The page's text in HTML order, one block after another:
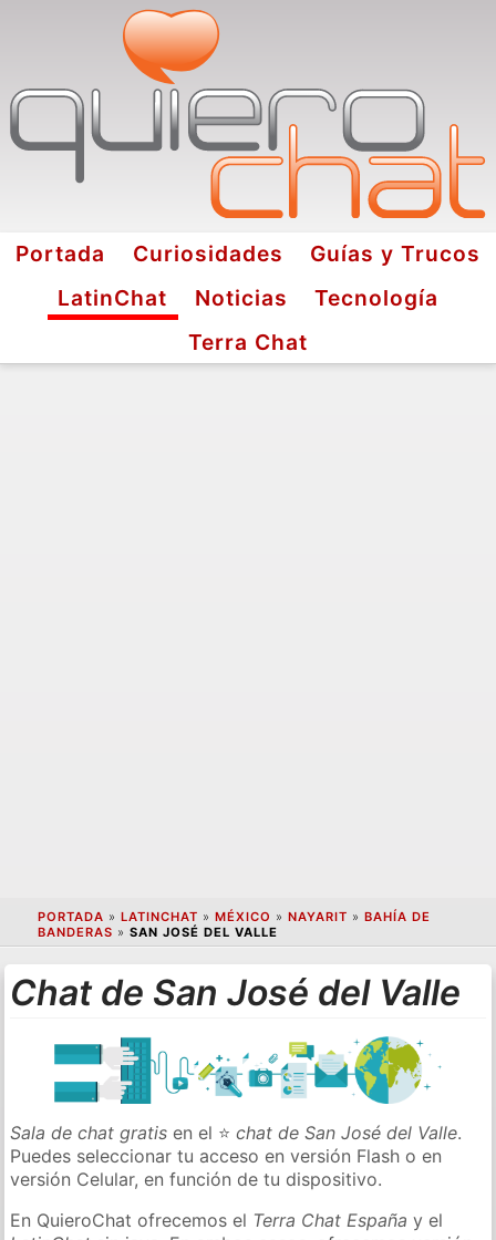
Portada Curiosidades
Guías y Trucos
LatinChat
Noticias
Tecnología
Terra Chat
PORTADA » LATINCHAT » MÉXICO » NAYARIT » BAHÍA DE
BANDERAS » SAN JOSÉ DEL VALLE
Chat de San José del Valle
Sala de chat gratis en el ⭐chat de San José del Valle.
Puedes seleccionar tu acceso en versión Flash o en
versión Celular, en función de tu dispositivo.
En QuieroChat ofrecemos el Terra Chat España y el